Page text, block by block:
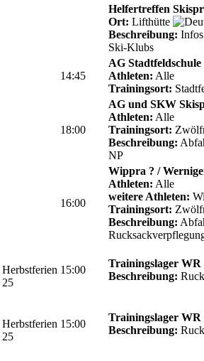
Helfertreffen
Ort: Lifthütte
Beschreibung:
Ski-Klubs
14:45
AG Stadtfeldschule
Athleten: Alle
Trainingsort:
18:00
AG und SKW
Athleten: Alle
Trainingsort:
Beschreibung:
NP
16:00
Wippra ? /
Athleten: Alle
weitere Athleten:
Trainingsort:
Beschreibung:
Herbstferien
25
15:00
Trainingslager WR
Beschreibung:
Herbstferien
25
15:00
Trainingslager WR
Beschreibung: